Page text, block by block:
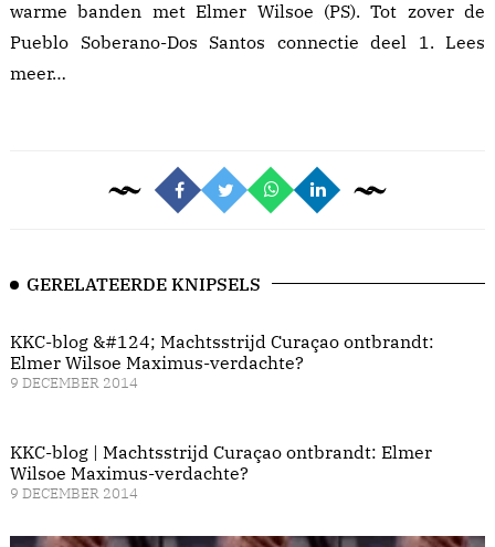
warme banden met Elmer Wilsoe (PS). Tot zover de
Pueblo Soberano-Dos Santos connectie deel 1. Lees
meer…
GERELATEERDE KNIPSELS
KKC-blog &#124; Machtsstrijd Curaçao ontbrandt:
Elmer Wilsoe Maximus-verdachte?
9 DECEMBER 2014
KKC-blog | Machtsstrijd Curaçao ontbrandt: Elmer
Wilsoe Maximus-verdachte?
9 DECEMBER 2014